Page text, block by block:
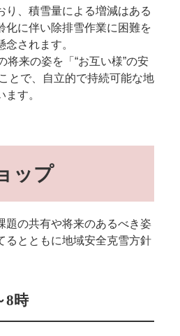
、積雪量による増減はある
化に伴い除排雪作業に困難を
されます。
来の姿を「“お互い様”の安
とで、自立的で持続可能な地
す。
ップ
の共有や将来のあるべき姿
るとともに地域安全克雪方針
8時